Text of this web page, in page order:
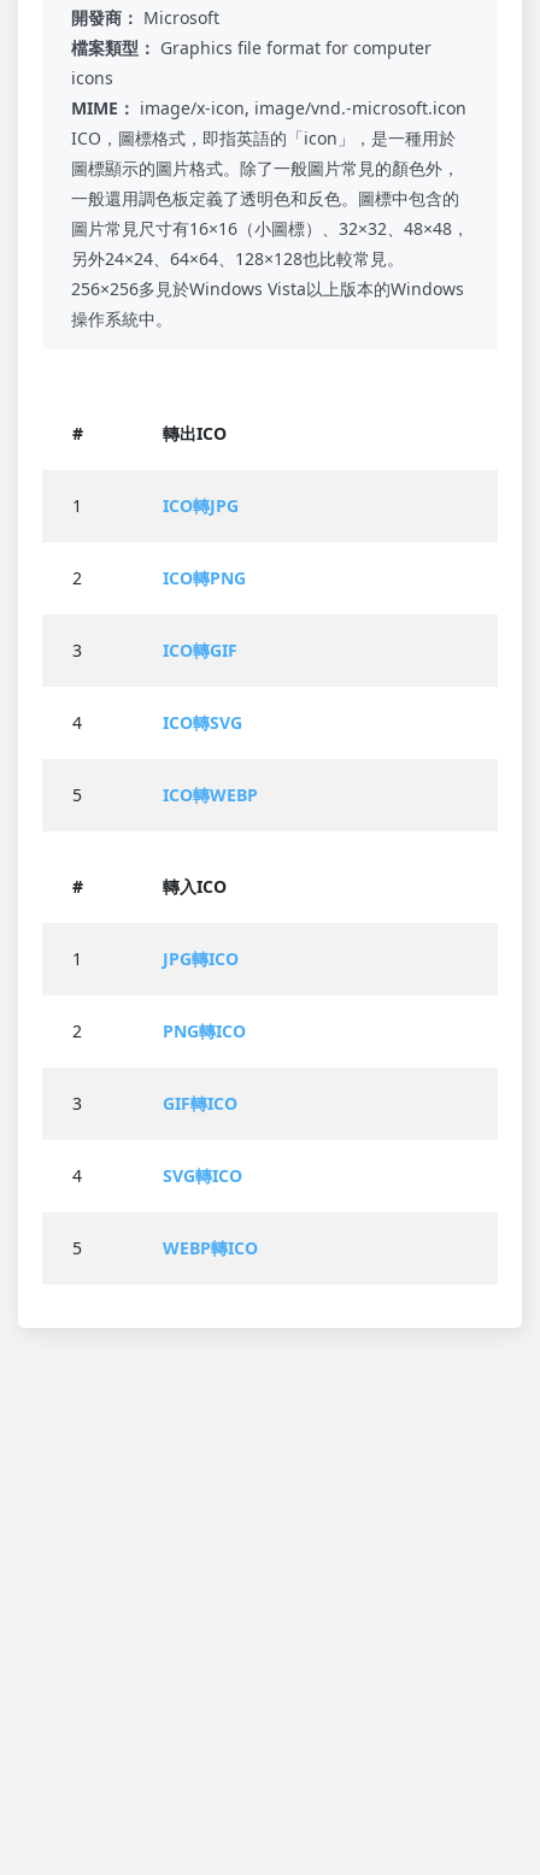
開發商： Microsoft
檔案類型： Graphics file format for computer
icons
MIME： image/x-icon, image/vnd.-microsoft.icon
ICO，圖標格式，即指英語的「icon」，是一種用於
圖標顯示的圖片格式。除了一般圖片常見的顏色外，
一般還用調色板定義了透明色和反色。圖標中包含的
圖片常見尺寸有16×16（小圖標）、32×32、48×48，
另外24×24、64×64、128×128也比較常見。
256×256多見於Windows Vista以上版本的Windows
操作系統中。
# 轉出ICO
1 ICO轉JPG
2 ICO轉PNG
3 ICO轉GIF
4 ICO轉SVG
5 ICO轉WEBP
# 轉入ICO
1 JPG轉ICO
2 PNG轉ICO
3 GIF轉ICO
4 SVG轉ICO
5 WEBP轉ICO